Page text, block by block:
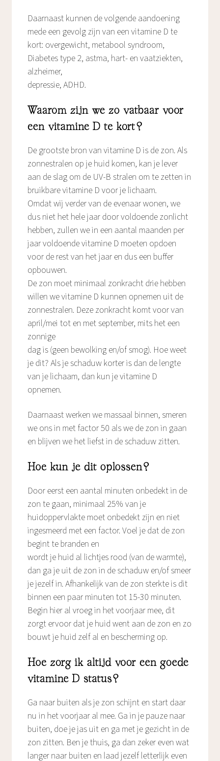
Daarnaast kunnen de volgende aandoening
mede een gevolg zijn van een vitamine D te
kort: overgewicht, metabool syndroom,
Diabetes type 2, astma, hart- en vaatziekten,
alzheimer,
depressie, ADHD.
Waarom zijn we zo vatbaar voor
een vitamine D te kort?
De grootste bron van vitamine D is de zon. Als
zonnestralen op je huid komen, kan je lever
aan de slag om de UV-B stralen om te zetten in
bruikbare vitamine D voor je lichaam.
Omdat wij verder van de evenaar wonen, we
dus niet het hele jaar door voldoende zonlicht
hebben, zullen we in een aantal maanden per
jaar voldoende vitamine D moeten opdoen
voor de rest van het jaar en dus een buffer
opbouwen.
De zon moet minimaal zonkracht drie hebben
willen we vitamine D kunnen opnemen uit de
zonnestralen. Deze zonkracht komt voor van
april/mei tot en met september, mits het een
zonnige
dag is (geen bewolking en/of smog). Hoe weet
je dit? Als je schaduw korter is dan de lengte
van je lichaam, dan kun je vitamine D
opnemen.
Daarnaast werken we massaal binnen, smeren
we ons in met factor 50 als we de zon in gaan
en blijven we het liefst in de schaduw zitten.
Hoe kun je dit oplossen?
Door eerst een aantal minuten onbedekt in de
zon te gaan, minimaal 25% van je
huidoppervlakte moet onbedekt zijn en niet
ingesmeerd met een factor. Voel je dat de zon
begint te branden en
wordt je huid al lichtjes rood (van de warmte),
dan ga je uit de zon in de schaduw en/of smeer
je jezelf in. Afhankelijk van de zon sterkte is dit
binnen een paar minuten tot 15-30 minuten.
Begin hier al vroeg in het voorjaar mee, dit
zorgt ervoor dat je huid went aan de zon en zo
bouwt je huid zelf al en bescherming op.
Hoe zorg ik altijd voor een goede
vitamine D status?
Ga naar buiten als je zon schijnt en start daar
nu in het voorjaar al mee. Ga in je pauze naar
buiten, doe je jas uit en ga met je gezicht in de
zon zitten. Ben je thuis, ga dan zeker even wat
langer naar buiten en laad jezelf letterlijk even